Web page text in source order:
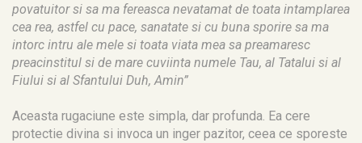
povatuitor si sa ma fereasca nevatamat de toata intamplarea
cea rea, astfel cu pace, sanatate si cu buna sporire sa ma
intorc intru ale mele si toata viata mea sa preamaresc
preacinstitul si de mare cuviinta numele Tau, al Tatalui si al
Fiului si al Sfantului Duh, Amin”
Aceasta rugaciune este simpla, dar profunda. Ea cere
protectie divina si invoca un inger pazitor, ceea ce sporeste